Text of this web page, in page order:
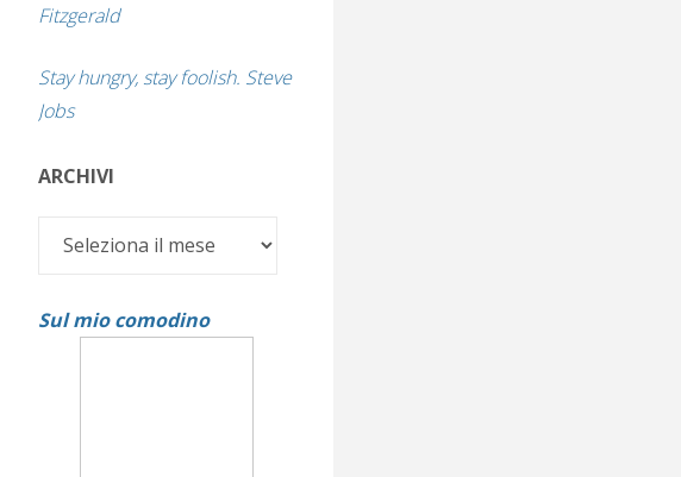
Fitzgerald
Stay hungry, stay foolish. Steve
Jobs
ARCHIVI
Archivi
Sul mio comodino